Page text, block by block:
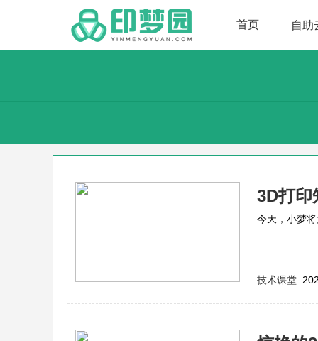
首页 自助
3D打
今天，小梦
技术课堂